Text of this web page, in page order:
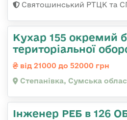
Святошинський РТЦК та
Кухар 155 окремий
територіальної
від 21000 до 52000 грн
Степанівка, Сумська
Інженер РЕБ в 126